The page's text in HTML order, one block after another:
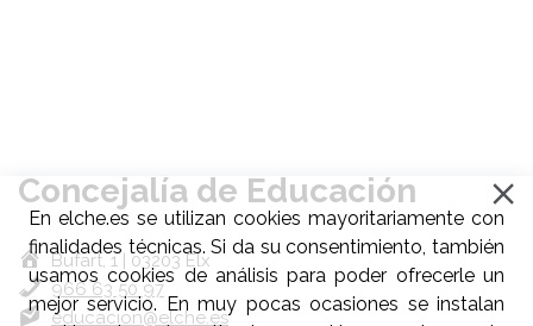
Concejalía de Educación
Bufart, 1 | 03203 Elx
966 63 50 97
educacion@elche.es
En elche.es se utilizan cookies mayoritariamente con
finalidades técnicas. Si da su consentimiento, también
usamos cookies de análisis para poder ofrecerle un
mejor servicio. En muy pocas ocasiones se instalan